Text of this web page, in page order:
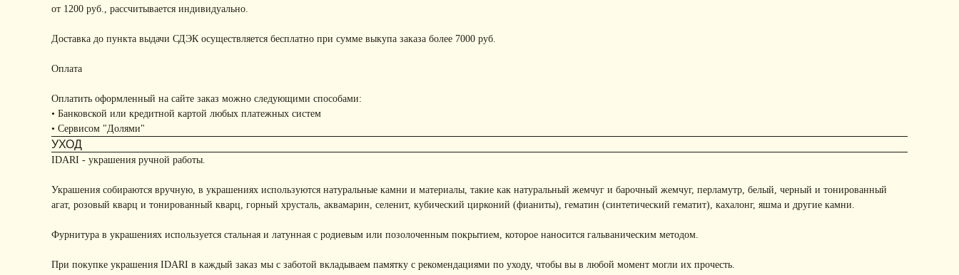
от 1200 руб., рассчитывается индивидуально.
Доставка до пункта выдачи СДЭК осуществляется бесплатно при сумме выкупа заказа более 7000 руб.
Оплата
Оплатить оформленный на сайте заказ можно следующими способами:
• Банковской или кредитной картой любых платежных систем
• Сервисом "Долями"
УХОД
IDARI - украшения ручной работы.
Украшения собираются вручную, в украшениях используются натуральные камни и материалы, такие как натуральный жемчуг и барочный жемчуг, перламутр, белый, черный и тонированный
агат, розовый кварц и тонированный кварц, горный хрусталь, аквамарин, селенит, кубический цирконий (фианиты), гематин (синтетический гематит), кахалонг, яшма и другие камни.
Фурнитура в украшениях используется стальная и латунная с родиевым или позолоченным покрытием, которое наносится гальваническим методом.
При покупке украшения IDARI в каждый заказ мы с заботой вкладываем памятку с рекомендациями по уходу, чтобы вы в любой момент могли их прочесть.